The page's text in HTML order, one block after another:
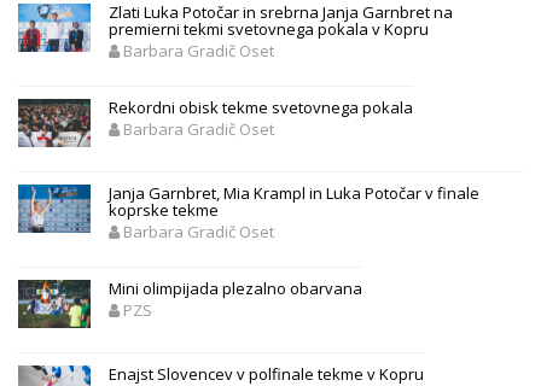
Zlati Luka Potočar in srebrna Janja Garnbret na
premierni tekmi svetovnega pokala v Kopru
Barbara Gradič Oset
Rekordni obisk tekme svetovnega pokala
Barbara Gradič Oset
Janja Garnbret, Mia Krampl in Luka Potočar v finale
koprske tekme
Barbara Gradič Oset
Mini olimpijada plezalno obarvana
PZS
Enajst Slovencev v polfinale tekme v Kopru